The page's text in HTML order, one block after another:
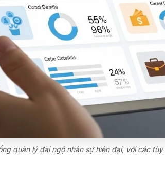
quản lý đãi ngộ nhân sự hiện đại, với các